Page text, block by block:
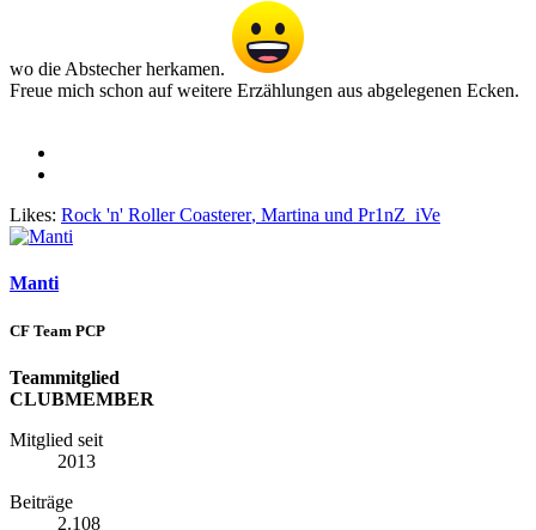
wo die Abstecher herkamen.
Freue mich schon auf weitere Erzählungen aus abgelegenen Ecken.
Likes: Rock 'n' Roller Coasterer, Martina und Pr1nZ_iVe
Manti
CF Team PCP
Teammitglied
CLUBMEMBER
Mitglied seit
2013
Beiträge
2.108